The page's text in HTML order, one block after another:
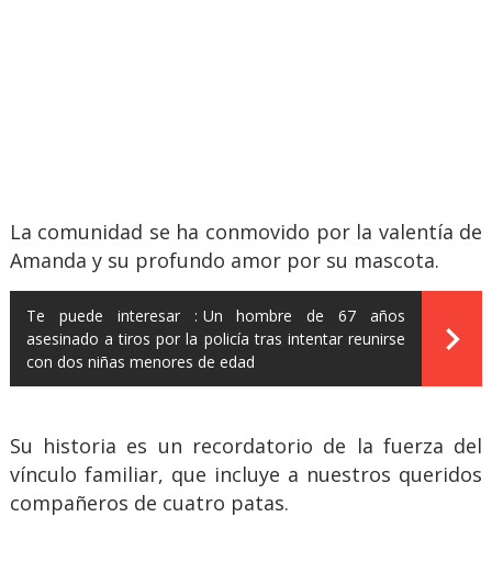
La comunidad se ha conmovido por la valentía de
Amanda y su profundo amor por su mascota.
Te puede interesar : Un hombre de 67 años
asesinado a tiros por la policía tras intentar reunirse
con dos niñas menores de edad
Su historia es un recordatorio de la fuerza del
vínculo familiar, que incluye a nuestros queridos
compañeros de cuatro patas.